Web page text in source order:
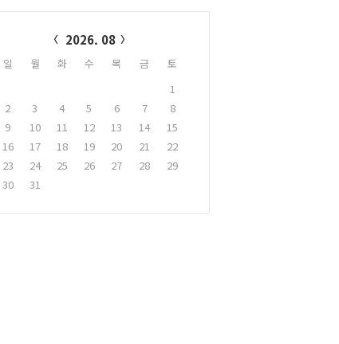
2026. 08
일 월 화 수 목 금
토
1
2
3 4 5 6 7
8
9
10 11 12 13 14
15
16
17 18 19 20 21
22
23
24 25 26 27 28
29
30
31